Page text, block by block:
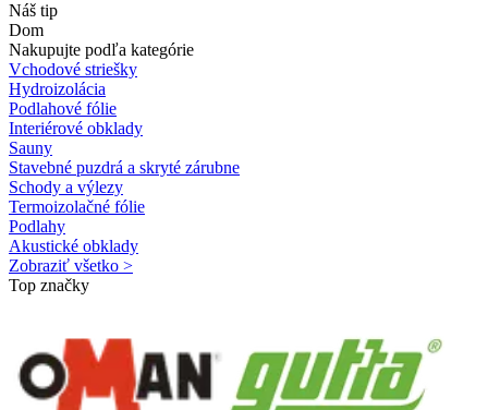
Náš tip
Dom
Nakupujte podľa kategórie
Vchodové striešky
Hydroizolácia
Podlahové fólie
Interiérové obklady
Sauny
Stavebné puzdrá a skryté zárubne
Schody a výlezy
Termoizolačné fólie
Podlahy
Akustické obklady
Zobraziť všetko >
Top značky